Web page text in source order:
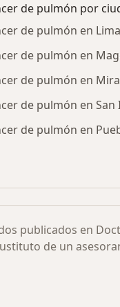
de pulmón por
de pulmón en Lima
de pulmón en
de pulmón en
de pulmón en San
de pulmón en
publicados en
de un